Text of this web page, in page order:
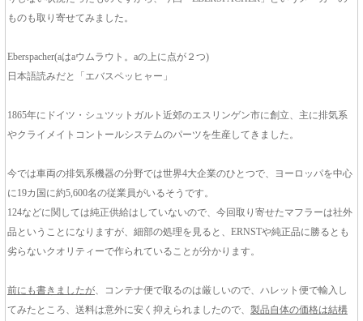
ものも取り寄せてみました。
Eberspacher(aはaウムラウト。aの上に点が２つ)
日本語読みだと「エバスペッヒャー」
1865年にドイツ・シュツットガルト近郊のエスリンゲン市に創立、主に排気系
やクライメイトコントールシステムのパーツを生産してきました。
今では車両の排気系機器の分野では世界4大企業のひとつで、ヨーロッパを中心
に19カ国に約5,600名の従業員がいるそうです。
124などに関しては純正供給はしていないので、今回取り寄せたマフラーは社外
品ということになりますが、細部の処理を見ると、ERNSTや純正品に勝るとも
劣らないクオリティーで作られていることが分かります。
前にも書きましたが 、コンテナ便で取るのは厳しいので、ハレット便で輸入し
てみたところ、送料は意外に安く抑えられましたので、 製品自体の価格は結構